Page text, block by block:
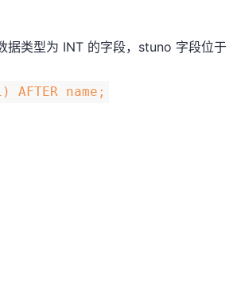
据类型为 INT 的字段，stuno 字段位于
AFTER name;